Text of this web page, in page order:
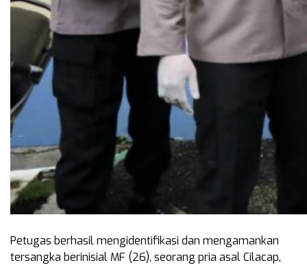
Petugas berhasil mengidentifikasi dan mengamankan
tersangka berinisial MF (26), seorang pria asal Cilacap,